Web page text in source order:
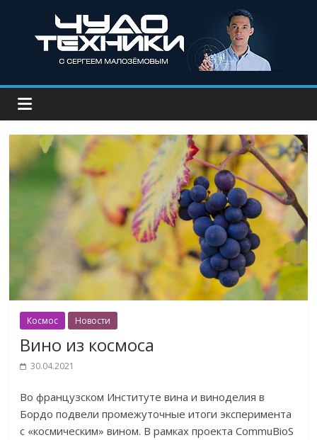
Космос Новости
Вино из космоса
30.04.2021
Во французском Институте вина и виноделия в
Бордо подвели промежуточные итоги эксперимента
с «космическим» вином. В рамках проекта CommuBioS